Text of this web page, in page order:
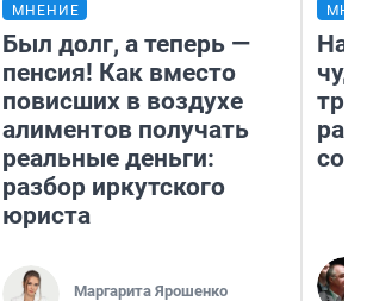
МНЕНИЕ
Был долг, а теперь —
пенсия! Как вместо
повисших в воздухе
алиментов получать
реальные деньги:
разбор иркутского
юриста
Маргарита Ярошенко